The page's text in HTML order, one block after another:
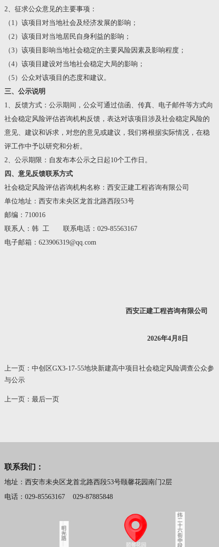
2、征求公众意见的主要事项：
（1）该项目对当地社会及经济发展的影响；
（2）该项目对当地居民自身利益的影响；
（3）该项目影响当地社会稳定的主要风险因素及影响程度；
（4）该项目建设对当地社会稳定大局的影响；
（5）公众对该项目的态度和建议。
三、公示说明
1、反馈方式：公示期间，公众可通过信函、传真、电子邮件等方式向
社会稳定风险评估咨询机构反馈，表达对该项目涉及社会稳定风险的
意见、建议和诉求，对您的意见或建议，我们将根据实际情况，在稳
评工作中予以研究和分析。
2、公示期限：自发布本公示之日起10个工作日。
四、意见反馈联系方式
社会稳定风险评估咨询机构名称：西安正建工程咨询有限公司
单位地址：西安市未央区龙首北路西段53号
邮编：710016
联系人：韩 工 联系电话：029-85563167
电子邮箱：623906319@qq.com
西安正建工程咨询有限公司
2026年4月 8日
上一页： 中创区GX3-17-55地块新建高中项目社会稳定风险调查公众参
与公示
上一页： 最后一页
联系我们：
地址：西安市未央区龙首北路西段53号颐馨花园南门2层
电话：029-85563167 029-87885848